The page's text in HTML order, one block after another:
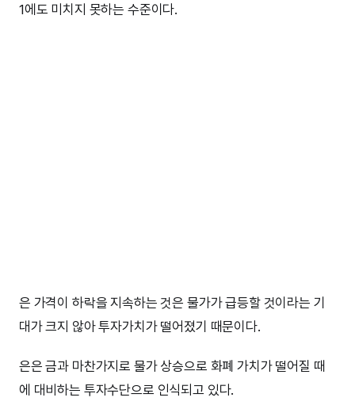
1에도 미치지 못하는 수준이다.
은 가격이 하락을 지속하는 것은 물가가 급등할 것이라는 기
대가 크지 않아 투자가치가 떨어졌기 때문이다.
은은 금과 마찬가지로 물가 상승으로 화폐 가치가 떨어질 때
에 대비하는 투자수단으로 인식되고 있다.